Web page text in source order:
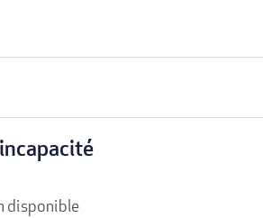
disponible